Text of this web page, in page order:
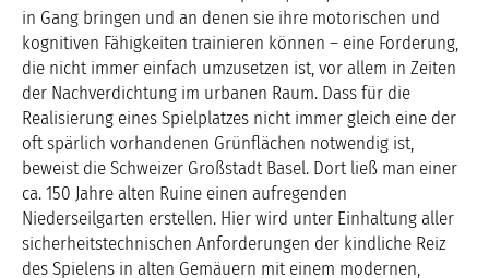
in Gang bringen und an denen sie ihre motorischen und
kognitiven Fähigkeiten trainieren können – eine Forderung,
die nicht immer einfach umzusetzen ist, vor allem in Zeiten
der Nachverdichtung im urbanen Raum. Dass für die
Realisierung eines Spielplatzes nicht immer gleich eine der
oft spärlich vorhandenen Grünflächen notwendig ist,
beweist die Schweizer Großstadt Basel. Dort ließ man einer
ca. 150 Jahre alten Ruine einen aufregenden
Niederseilgarten erstellen. Hier wird unter Einhaltung aller
sicherheitstechnischen Anforderungen der kindliche Reiz
des Spielens in alten Gemäuern mit einem modernen,